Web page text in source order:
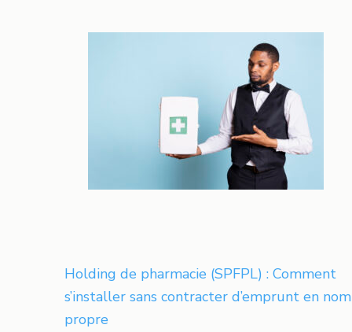
Navigation
de
l’article
Holding de pharmacie (SPFPL) : Comment
s’installer sans contracter d’emprunt en nom
propre